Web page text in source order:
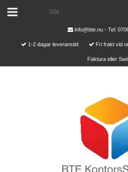
info@bte.nu - Tel:
1-2 dagar leveranstid Fri frakt vid
Faktura eller